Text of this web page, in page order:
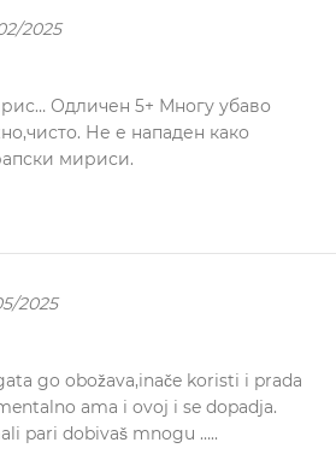
2025
Одличен 5+ Многу убаво
Не е нападен како
мириси.
2025
go obožava,inače koristi i prada
ama i ovoj i se dopadja.
pari dobivaš mnogu …..